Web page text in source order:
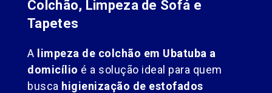
Colchão, Limpeza de Sofá e
Tapetes
A limpeza de colchão em Ubatuba a
domicílio é a solução ideal para quem
busca higienização de estofados